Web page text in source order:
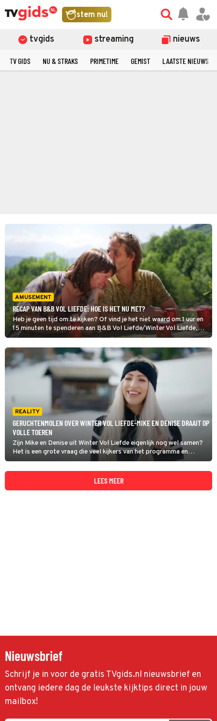
stem nu!
tvgids streaming nieuws
TV GIDS NU & STRAKS PRIMETIME GEMIST LAATSTE NIEUWS
AMUSEMENT
RECAP VAN B&B VOL LIEFDE: HOE IS HET NU MET?
Heb je geen tijd om te kijken? Of vind je het niet waard om 1 uur en
15 minuten te spenderen aan B&B Vol Liefde/Winter Vol Liefde,
maar wil je wel mee kunnen praten maandag bij het
koffiezetapparaat? Wij zetten alle bekendmakingen van de 'Hoe is
het nu met'-aflevering voor je op een rijtje. Let op: Dit artikel barst
dus van de spoilers.
REALITY
GERUCHTENMOLEN OVER WINTER VOL LIEFDE-MIKE EN DENISE DRAAIT OP
VOLLE TOEREN
Zijn Mike en Denise uit Winter Vol Liefde eigenlijk nog wel samen?
Het is een grote vraag die veel kijkers van het programma en
reality tv-lovers nog bezighoudt. Mike koos in het programma
voor Antine, maar later ontstond een relatie met Denise, maar of
LEES MEER
Nieuwsbrief
Schrijf je in voor de gratis TVgids.nl nieuwsbrief en
ontvang iedere dag de leukste kijktips direct in jouw
mailbox!